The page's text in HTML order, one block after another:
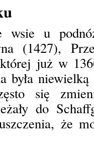
wsie u
(1427),
już w
była
się
do
że